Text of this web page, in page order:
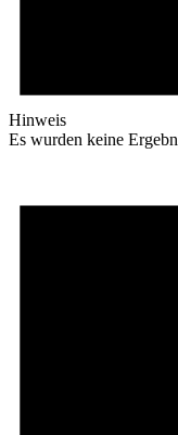
Hinweis
Es wurden keine